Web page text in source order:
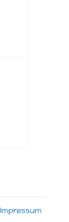
Impressum